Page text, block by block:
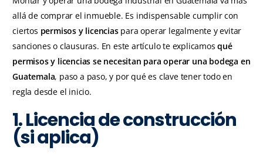
allá de comprar el inmueble. Es indispensable cumplir con
ciertos permisos y licenciaspara operar legalmente y evitar
sanciones o clausuras. En este artículo te explicamosqué
permisos y licencias se necesitan para operar una bodega en
Guatemala, paso a paso, y por qué es clave tener todo en
regla desde el inicio.
1. Licencia de construcción
(si aplica)